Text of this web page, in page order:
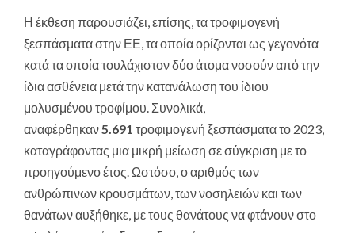
Η έκθεση παρουσιάζει, επίσης, τα τροφιμογενή
ξεσπάσματα στην ΕΕ, τα οποία ορίζονται ως γεγονότα
κατά τα οποία τουλάχιστον δύο άτομα νοσούν από την
ίδια ασθένεια μετά την κατανάλωση του ίδιου
μολυσμένου τροφίμου. Συνολικά,
αναφέρθηκαν5.691 τροφιμογενή ξεσπάσματα το 2023,
καταγράφοντας μια μικρή μείωση σε σύγκριση με το
προηγούμενο έτος. Ωστόσο, ο αριθμός των
ανθρώπινων κρουσμάτων, των νοσηλειών και των
θανάτων αυξήθηκε, με τους θανάτους να φτάνουν στο